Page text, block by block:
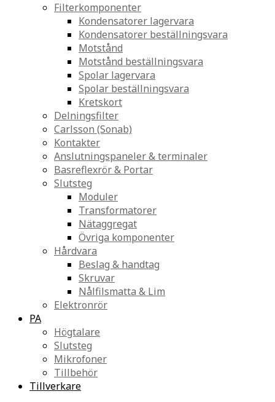
Filterkomponenter
Kondensatorer lagervara
Kondensatorer beställningsvara
Motstånd
Motstånd beställningsvara
Spolar lagervara
Spolar beställningsvara
Kretskort
Delningsfilter
Carlsson (Sonab)
Kontakter
Anslutningspaneler & terminaler
Basreflexrör & Portar
Slutsteg
Moduler
Transformatorer
Nätaggregat
Övriga komponenter
Hårdvara
Beslag & handtag
Skruvar
Nålfilsmatta & Lim
Elektronrör
PA
Högtalare
Slutsteg
Mikrofoner
Tillbehör
Tillverkare